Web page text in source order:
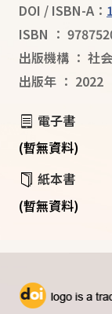
DOI / ISBN-A：
ISBN ：
出版機構 ： 社
出版年 ： 2022
電子書
(暫無資料)
紙本書
(暫無資料)